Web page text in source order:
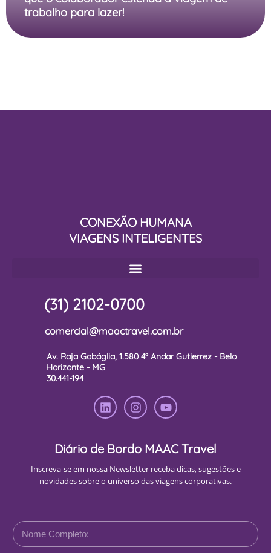
trabalho para lazer!
CONEXÃO HUMANA
VIAGENS INTELIGENTES
(31) 2102-0700
comercial@maactravel.com.br
Av. Raja Gabáglia, 1.580 4º Andar Gutierrez - Belo
Horizonte - MG
30.441-194
Diário de Bordo MAAC Travel
Inscreva-se em nossa Newsletter receba dicas, sugestões e
novidades sobre o universo das viagens corporativas.